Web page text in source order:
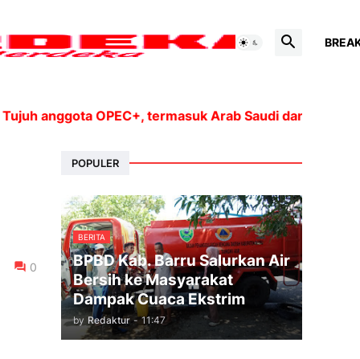
OPEC+, termasuk Arab Saudi dan Rusia, akan
0
POPULER
BERITA
BPBD Kab. Barru Salurkan Air
Bersih ke Masyarakat
Dampak Cuaca Ekstrim
by Redaktur - 11:47